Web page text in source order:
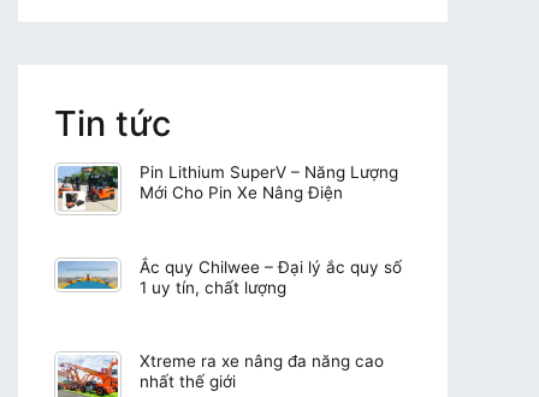
Tin tức
Pin Lithium SuperV – Năng Lượng
Mới Cho Pin Xe Nâng Điện
Ắc quy Chilwee – Đại lý ắc quy số
1 uy tín, chất lượng
Xtreme ra xe nâng đa năng cao
nhất thế giới